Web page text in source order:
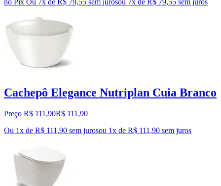
no Pix Ou 7x de R$ 79,55 sem jurosou 7x de R$ 79,55 sem juros
Cachepô Elegance Nutriplan Cuia Branco
Preço R$ 111,90R$ 111 ,90
Ou 1x de R$ 111,90 sem jurosou 1x de R$ 111,90 sem juros